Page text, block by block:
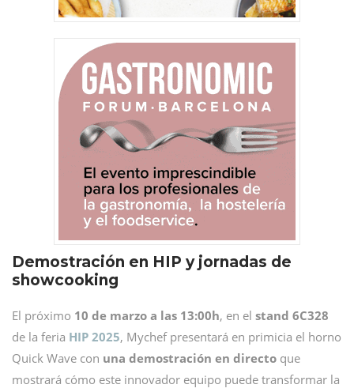
Demostración en HIP y jornadas de
showcooking
El próximo 10 de marzo a las 13:00h, en el stand 6C328
de la feria HIP 2025, Mychef presentará en primicia el horno
Quick Wave con una demostración en directo que
mostrará cómo este innovador equipo puede transformar la